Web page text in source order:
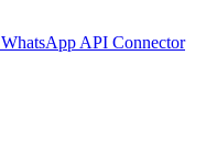
WhatsApp API Connector